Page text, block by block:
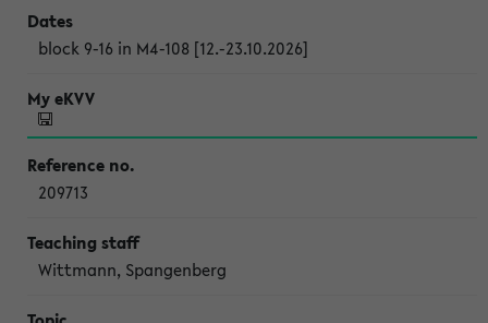
block 9-16 in M4-108 [12.-23.10.2026]
209713
Wittmann, Spangenberg